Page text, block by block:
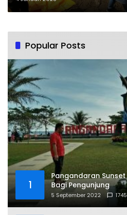
Ini Ciri-cirinya
Popular Posts
1
Pangandaran
Bagi Pengunjung
5 September 2022